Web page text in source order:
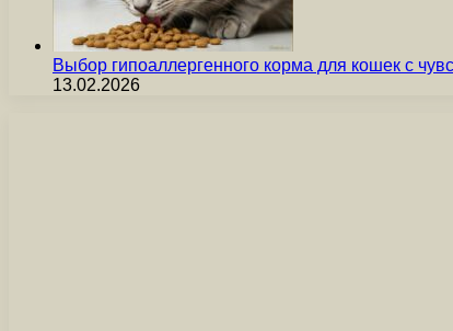
Выбор гипоаллергенного корма для кошек с
13.02.2026